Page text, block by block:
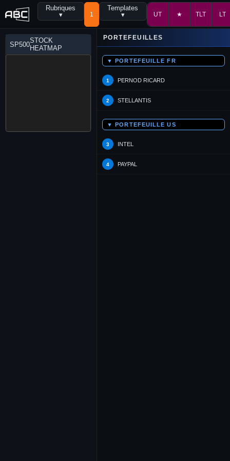
Rubriques
▾
1
Templates
▾
UT ★ TLT LT
SP500STOCK
HEATMAP
PORTEFEUILLES
▼ PORTEFEUILLE FR
1 PERNOD RICARD
2 STELLANTIS
▼ PORTEFEUILLE US
3 INTEL
4 PAYPAL